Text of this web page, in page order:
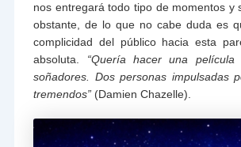
nos entregará todo tipo de momentos y
obstante, de lo que no cabe duda es
complicidad del público hacia esta
absoluta. “Quería hacer una
soñadores.
Dos personas impulsadas
tremendos” (Damien Chazelle).